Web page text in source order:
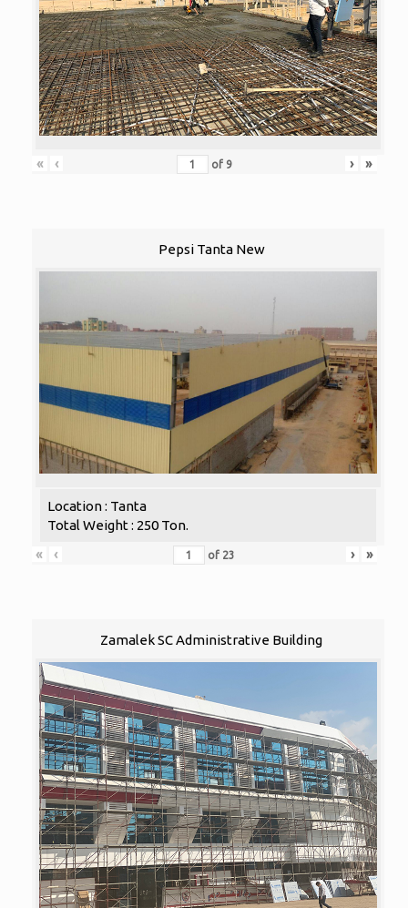
« ‹ of 9 › »
Pepsi Tanta New
Location : Tanta
Total Weight : 250 Ton.
«
‹ of 23 › »
Zamalek SC Administrative Building